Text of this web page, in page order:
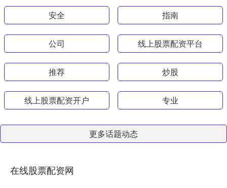
安全 指南
公司 线上股票配资平台
推荐 炒股
线上股票配资开户 专业
更多话题动态
在线股票配资网